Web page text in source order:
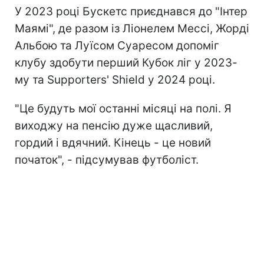
У 2023 році Бускетс приєднався до "Інтер
Маямі", де разом із Ліонелем Мессі, Жорді
Альбою та Луїсом Суаресом допоміг
клубу здобути перший Кубок ліг у 2023-
му та Supporters' Shield у 2024 році.
"Це будуть мої останні місяці на полі. Я
виходжу на пенсію дуже щасливий,
гордий і вдячний. Кінець - це новий
початок", - підсумував футболіст.